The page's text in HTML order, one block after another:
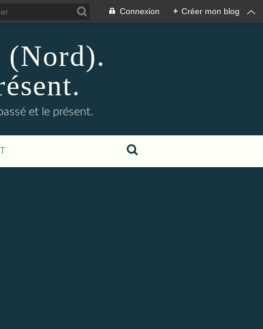
Connexion + Créer mon blog
et le présent.